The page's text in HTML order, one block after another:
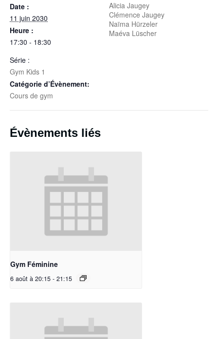
Date :
11 juin 2030
Heure :
17:30 - 18:30
Série :
Gym Kids 1
Catégorie d’Évènement:
Cours de gym
Alicia Jaugey
Clémence Jaugey
Naïma Hürzeler
Maéva Lüscher
Évènements liés
Gym Féminine
6 août à 20:15 - 21:15